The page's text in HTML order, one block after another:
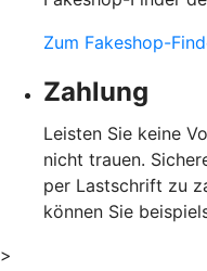
Zum Fakeshop-
Zahlung
Leisten Sie keine
nicht trauen.
per Lastschrift zu
können Sie
>